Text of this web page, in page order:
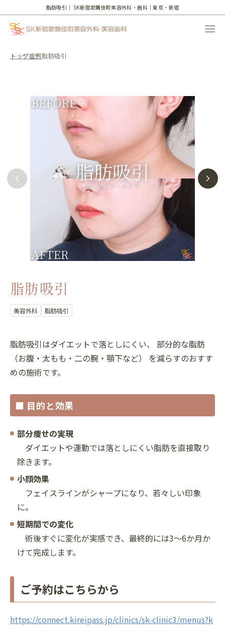
脂肪吸引｜ SK新宿歌舞伎町美容外科・歯科｜東京・新宿
トップ症例脂肪吸引
脂肪吸引
美容外科 脂肪吸引
脂肪吸引はダイエットで落としにくい、 部分的な脂肪
（お腹・太もも・二の腕・顎下など） を減らすのおすす
めの施術です。
■ 目的と効果
部分痩せの実現
ダイエットや運動では落としにくい脂肪を直接取り
除きます。
小顔効果
フェイスラインがシャープになり、若々しい印象
に。
短期間での変化
術後すぐに変化が実感でき、最終的には3〜6か月か
けて完成します。
ご予約はこちらから
https://connect.kireipass.jp/clinics/sk-clinic3/menus?k